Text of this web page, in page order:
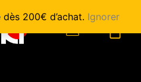
200€ d’achat. Ignorer